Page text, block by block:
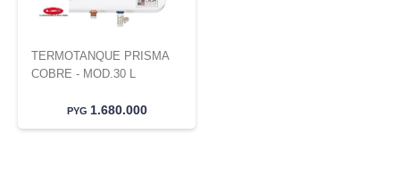
TERMOTANQUE PRISMA
COBRE - MOD.30 L
PYG 1.680.000